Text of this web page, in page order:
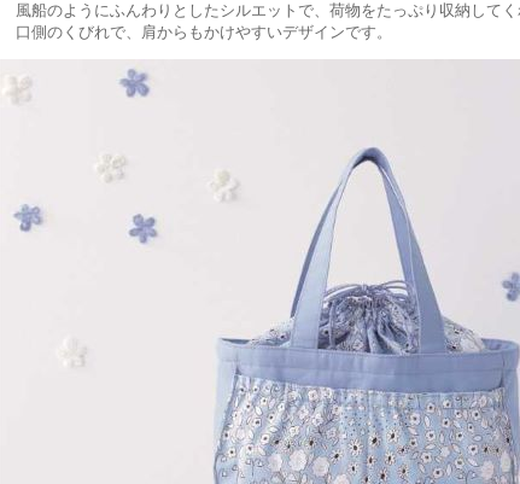
風船のようにふんわりとしたシルエットで、荷物をたっぷり収納して
口側のくびれで、肩からもかけやすいデザインです。